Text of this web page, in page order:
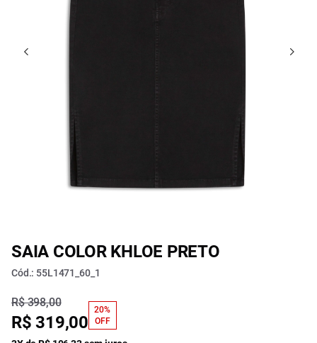
SAIA COLOR KHLOE PRETO
Cód.: 55L1471_60_1
R$ 398,00
R$ 319,00
20%
OFF